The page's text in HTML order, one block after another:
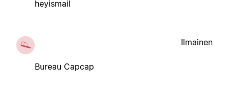
heyismail
Bureau Capcap
Ilmainen